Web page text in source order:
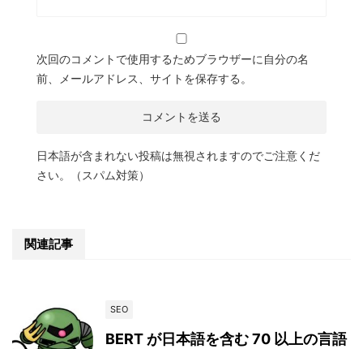
次回のコメントで使用するためブラウザーに自分の名
前、メールアドレス、サイトを保存する。
日本語が含まれない投稿は無視されますのでご注意くだ
さい。（スパム対策）
関連記事
SEO
BERT が日本語を含む 70 以上の言語